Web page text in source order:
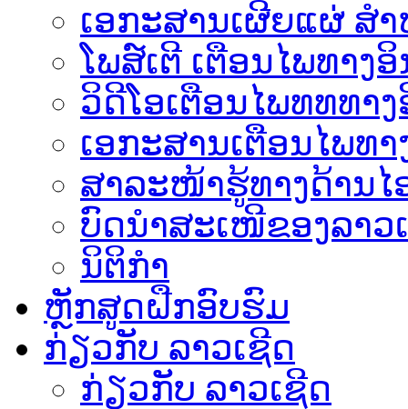
ເອກະສານເຜີຍແຜ່ ສ
ໂພສ໌ເຕີ ເຕືອນໄພທາງອິ
ວິດີໂອເຕືອນໄພທທທາງ
ເອ​ກະ​ສານເຕືອນໄພທາ
ສາລະໜ້າຮູ້ທາງດ້ານໄ
ບົດນຳສະເໜີຂອງລາວ
ນິຕິກຳ
ຫຼັກສູດຝືກອົບຮົມ
ກ່ຽວກັບ ລາວເຊີດ
ກ່ຽວກັບ ລາວເຊີດ